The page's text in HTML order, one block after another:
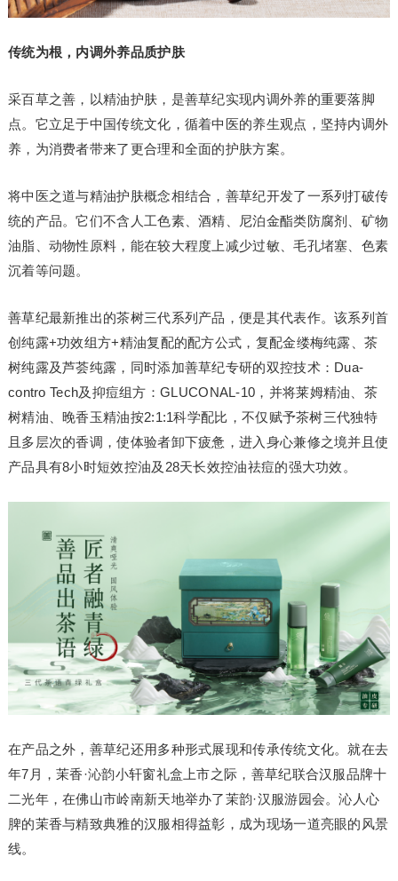
传统为根，内调外养品质护肤
采百草之善，以精油护肤，是善草纪实现内调外养的重要落脚
点。它立足于中国传统文化，循着中医的养生观点，坚持内调外
养，为消费者带来了更合理和全面的护肤方案。
将中医之道与精油护肤概念相结合，善草纪开发了一系列打破传
统的产品。它们不含人工色素、酒精、尼泊金酯类防腐剂、矿物
油脂、动物性原料，能在较大程度上减少过敏、毛孔堵塞、色素
沉着等问题。
善草纪最新推出的茶树三代系列产品，便是其代表作。该系列首
创纯露+功效组方+精油复配的配方公式，复配金缕梅纯露、茶
树纯露及芦荟纯露，同时添加善草纪专研的双控技术：Dua-
contro Tech及抑痘组方：GLUCONAL-10，并将莱姆精油、茶
树精油、晚香玉精油按2:1:1科学配比，不仅赋予茶树三代独特
且多层次的香调，使体验者卸下疲惫，进入身心兼修之境并且使
产品具有8小时短效控油及28天长效控油祛痘的强大功效。
在产品之外，善草纪还用多种形式展现和传承传统文化。就在去
年7月，茉香·沁韵小轩窗礼盒上市之际，善草纪联合汉服品牌十
二光年，在佛山市岭南新天地举办了茉韵·汉服游园会。沁人心
脾的茉香与精致典雅的汉服相得益彰，成为现场一道亮眼的风景
线。